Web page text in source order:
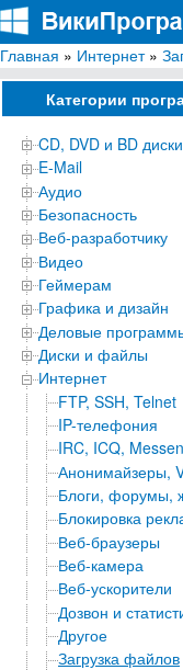
ВикиПрограммы
Энциклопедия
Главная » Интернет»
Категории
CD, DVD и BD диски
E-Mail
Аудио
Безопасность
Веб-разработчику
Видео
Геймерам
Графика и дизайн
Деловые
Диски и файлы
Интернет
FTP, SSH, Telnet
IP-телефония
IRC, ICQ,
Анонимайзеры,
Блоги, форумы,
Блокировка
Веб-браузеры
Веб-камера
Веб-ускорители
Дозвон и
Другое
Загрузка файлов